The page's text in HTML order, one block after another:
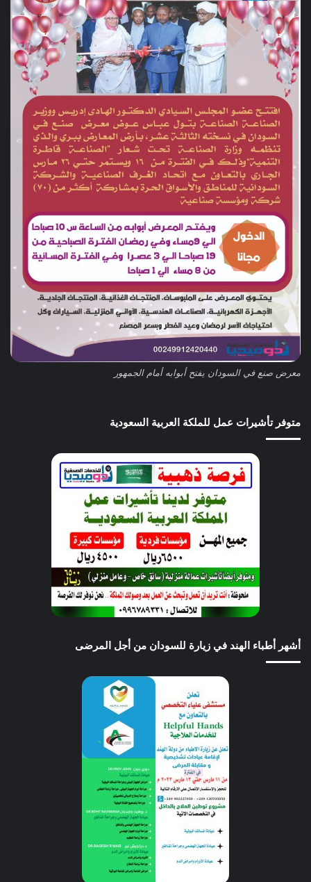
معرض صنع في السودان يفتح أبوابه أمام الجمهور
متوفر تأشيرات عمل للملكة العربية السعودية
أشهر أطباء الهند في زيارة للسودان من أجل المرضى